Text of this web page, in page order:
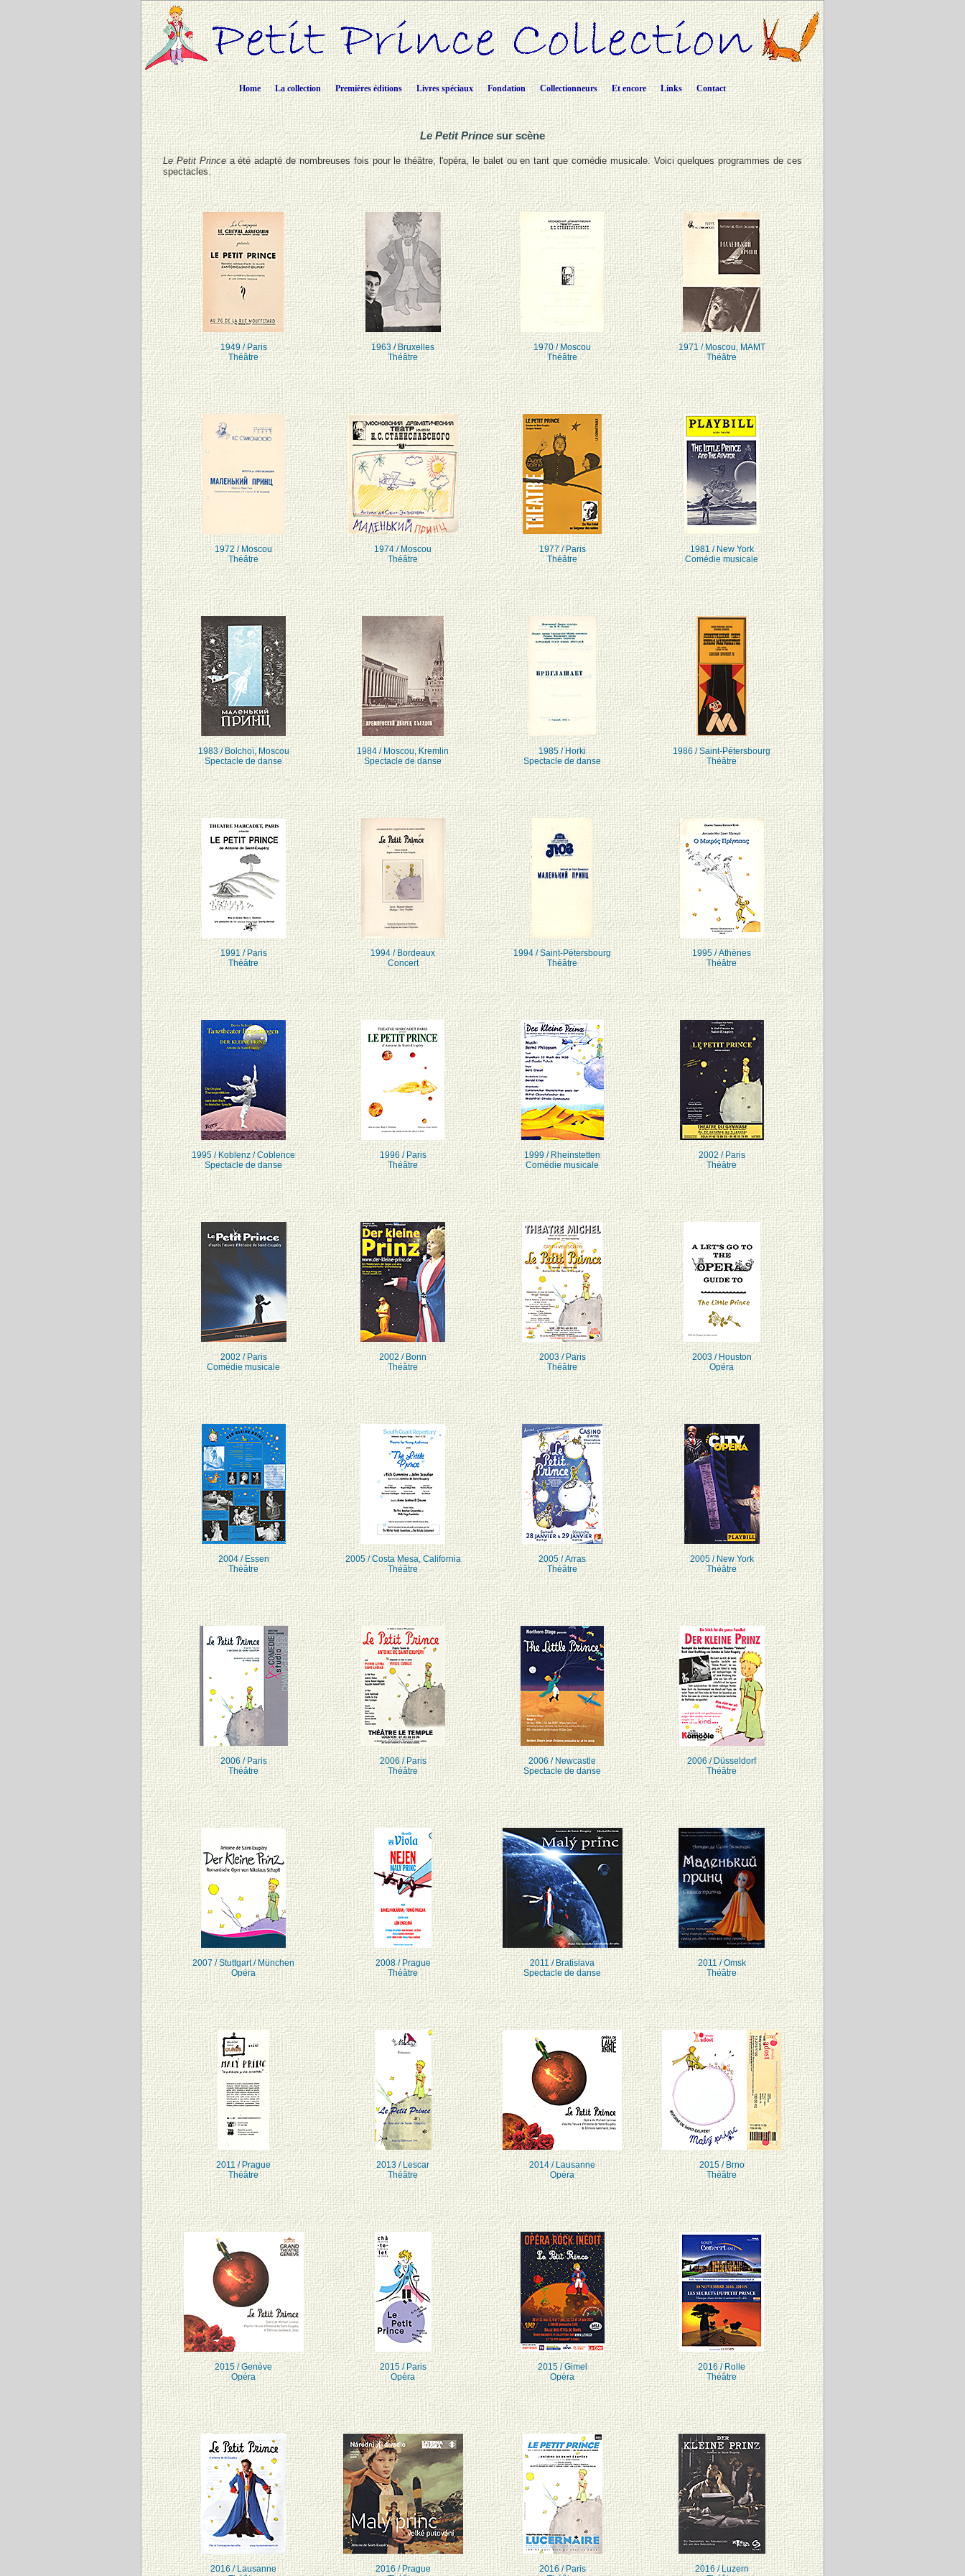
Home La collection Premières éditions Livres spéciaux Fondation Collectionneurs Et encore Links Contact
Le Petit Princesur scène
Le Petit Princea été adapté de nombreuses fois pour le théâtre, l'opéra, le balet ou en tant que comédie musicale. Voici quelques programmes de ces
spectacles.
1949 / Paris
Théâtre
1963 / Bruxelles
Théâtre
1970 / Moscou
Théâtre
1971 / Moscou, MAMT
Théâtre
1972 / Moscou
Théâtre
1974 / Moscou
Théâtre
1977 / Paris
Théâtre
1981 / New York
Comédie musicale
1983 / Bolchoï, Moscou
Spectacle de danse
1984 / Moscou, Kremlin
Spectacle de danse
1985 / Horki
Spectacle de danse
1986 / Saint-Pétersbourg
Théâtre
1991 / Paris
Théâtre
1994 / Bordeaux
Concert
1994 / Saint-Pétersbourg
Théâtre
1995 / Athènes
Théâtre
1995 / Koblenz / Coblence
Spectacle de danse
1996 / Paris
Théâtre
1999 / Rheinstetten
Comédie musicale
2002 / Paris
Théâtre
2002 / Paris
Comédie musicale
2002 / Bonn
Théâtre
2003 / Paris
Théâtre
2003 / Houston
Opéra
2004 / Essen
Théâtre
2005 / Costa Mesa, California
Théâtre
2005 / Arras
Théâtre
2005 / New York
Théâtre
2006 / Paris
Théâtre
2006 / Paris
Théâtre
2006 / Newcastle
Spectacle de danse
2006 / Düsseldorf
Théâtre
2007 / Stuttgart / München
Opéra
2008 / Prague
Théâtre
2011 / Bratislava
Spectacle de danse
2011 / Omsk
Théâtre
2011 / Prague
Théâtre
2013 / Lescar
Théâtre
2014 / Lausanne
Opéra
2015 / Brno
Théâtre
2015 / Genève
Opéra
2015 / Paris
Opéra
2015 / Gimel
Opéra
2016 / Rolle
Théâtre
2016 / Lausanne
2016 / Prague
2016 / Paris
2016 / Luzern